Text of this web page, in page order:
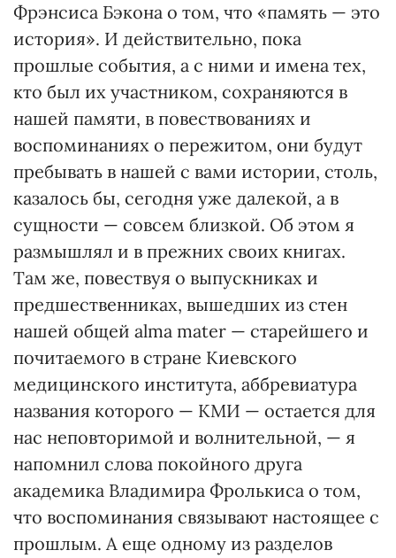
Фрэнсиса Бэкона о том, что «память — это
история». И действительно, пока
прошлые события, а с ними и имена тех,
кто был их участником, сохраняются в
нашей памяти, в повествованиях и
воспоминаниях о пережитом, они будут
пребывать в нашей с вами истории, столь,
казалось бы, сегодня уже далекой, а в
сущности — совсем близкой. Об этом я
размышлял и в прежних своих книгах.
Там же, повествуя о выпускниках и
предшественниках, вышедших из стен
нашей общей alma mater — старейшего и
почитаемого в стране Киевского
медицинского института, аббревиатура
названия которого — КМИ — остается для
нас неповторимой и волнительной, — я
напомнил слова покойного друга
академика Владимира Фролькиса о том,
что воспоминания связывают настоящее с
прошлым. А еще одному из разделов